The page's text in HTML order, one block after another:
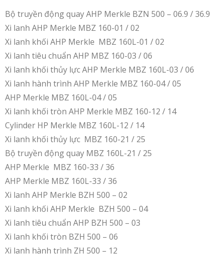
Bộ truyền động quay AHP Merkle BZN 500 – 06.9 / 36.9
Xi lanh AHP Merkle MBZ 160-01 / 02
Xi lanh khối AHP Merkle MBZ 160L-01 / 02
Xi lanh tiêu chuẩn AHP MBZ 160-03 / 06
Xi lanh khối thủy lực AHP Merkle MBZ 160L-03 / 06
Xi lanh hành trình AHP Merkle MBZ 160-04 / 05
AHP Merkle MBZ 160L-04 / 05
Xi lanh khối tròn AHP Merkle MBZ 160-12 / 14
Cylinder HP Merkle MBZ 160L-12 / 14
Xi lanh khối thủy lực MBZ 160-21 / 25
Bộ truyền động quay MBZ 160L-21 / 25
AHP Merkle MBZ 160-33 / 36
AHP Merkle MBZ 160L-33 / 36
Xi lanh AHP Merkle BZH 500 – 02
Xi lanh khối AHP Merkle BZH 500 – 04
Xi lanh tiêu chuẩn AHP BZH 500 – 03
Xi lanh khối tròn BZH 500 – 06
Xi lanh hành trình ZH 500 – 12